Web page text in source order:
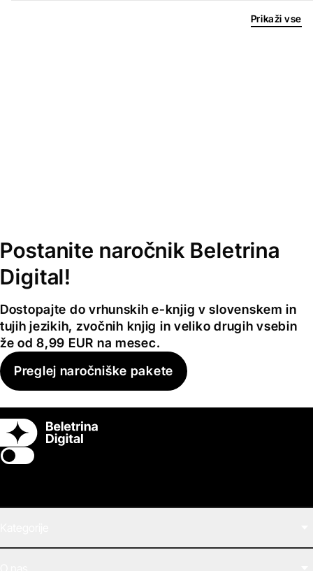
Prikaži vse
Postanite naročnik Beletrina
Digital!
Dostopajte do vrhunskih e-knjig v slovenskem in
tujih jezikih, zvočnih knjig in veliko drugih vsebin
že od 8,99 EUR na mesec.
Preglej naročniške pakete
Switch theme